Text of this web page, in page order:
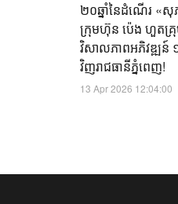
២០ឆ្នាំនៃដំណើរ «សុ
ក្រុមហ៊ុន ប៉េង ហួតគ្រុ
វិសាលភាពអភិវឌ្ឍន៍
វិញរាជធានីភ្នំពេញ!
13 Apr 2026 12:04:00